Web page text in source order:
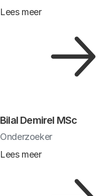
Lees meer
Bilal Demirel MSc
Onderzoeker
Lees meer